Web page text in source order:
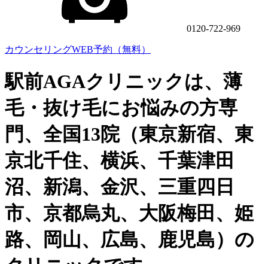
0120-722-969
カウンセリングWEB予約（無料）
駅前AGAクリニックは、薄
毛・抜け毛にお悩みの方専
門、全国13院（東京新宿、東
京北千住、横浜、千葉津田
沼、新潟、金沢、三重四日
市、京都烏丸、大阪梅田、姫
路、岡山、広島、鹿児島）の